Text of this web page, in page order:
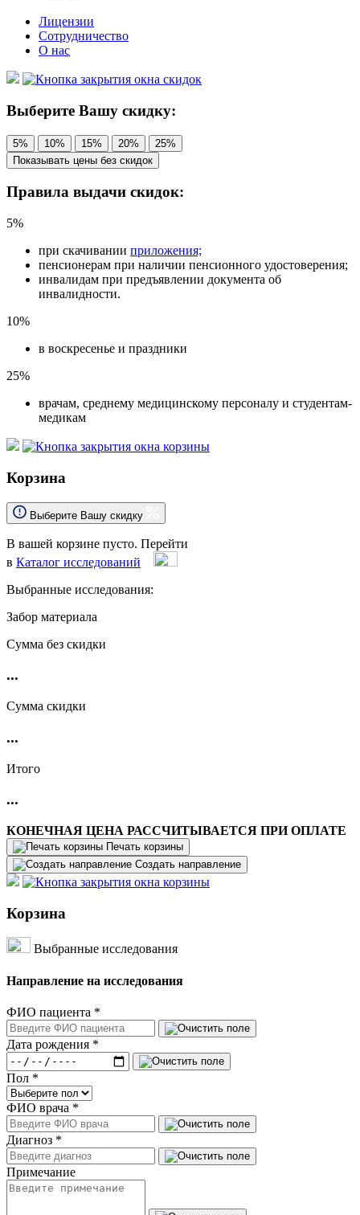
Лицензии
Сотрудничество
О нас
Выберите Вашу скидку:
5% 10% 15% 20%
25%
Показывать цены без скидок
Правила выдачи скидок:
5%
при скачивании приложения;
пенсионерам при наличии пенсионного удостоверения;
инвалидам при предъявлении документа об
инвалидности.
10%
в воскресенье и праздники
25%
врачам, среднему медицинскому персоналу и студентам-
медикам
Корзина
Выберите Вашу скидку
В вашей корзине пусто. Перейти
в Каталог исследований
Выбранные исследования:
Забор материала
Cумма без скидки
...
Сумма скидки
...
Итого
...
КОНЕЧНАЯ ЦЕНА РАССЧИТЫВАЕТСЯ ПРИ ОПЛАТЕ
Печать корзины
Создать направление
Корзина
Выбранные исследования
Направление на исследования
ФИО пациента *
Дата рождения *
Пол *
ФИО врача *
Диагноз *
Примечание